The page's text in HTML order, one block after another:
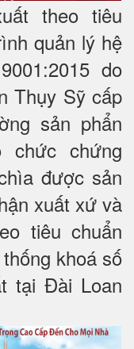
theo tiêu
quản lý hệ
do
Thụy Sỹ cấp
sản phẩn
chức chứng
được sản
xuất xứ và
tiêu chuẩn
khoá số
tại Đài Loan